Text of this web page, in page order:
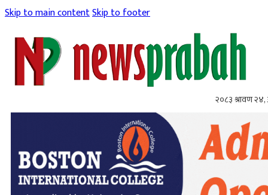
Skip to main contentSkip to footer
२०८३ श्रावण